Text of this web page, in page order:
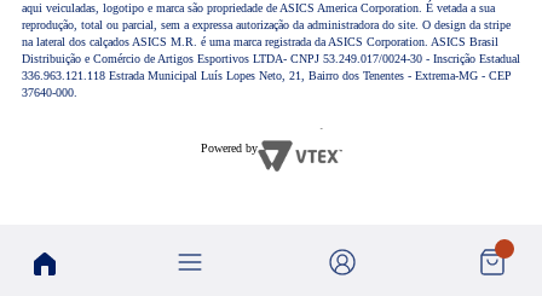
Termos de Uso
Trabalhe Conosco
Visão geral
Relatório de Transparência Salarial
Lojas ASICS
Regulamentos
aqui veiculadas, logotipo e marca são propriedade de ASICS America Corporation. É vetada a sua
reprodução, total ou parcial, sem a expressa autorização da administradora do site. O design da stripe
na lateral dos calçados ASICS M.R. é uma marca registrada da ASICS Corporation. ASICS Brasil
Distribuição e Comércio de Artigos Esportivos LTDA- CNPJ 53.249.017/0024-30 - Inscrição Estadual
336.963.121.118 Estrada Municipal Luís Lopes Neto, 21, Bairro dos Tenentes - Extrema-MG - CEP
37640-000.
Powered by